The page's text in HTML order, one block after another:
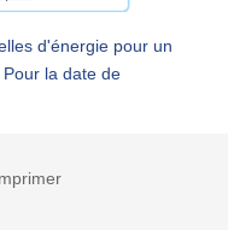
d'énergie pour un
la date de